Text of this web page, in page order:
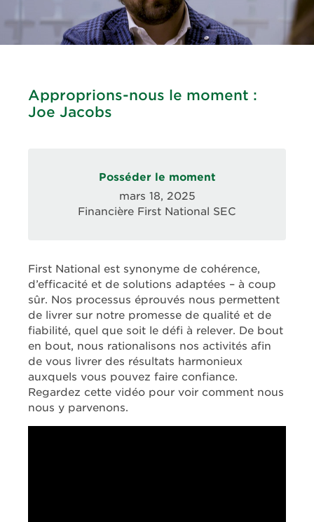
Approprions-nous le moment :
Joe Jacobs
Posséder le moment
mars 18, 2025
Financière First National SEC
First National est synonyme de cohérence,
d’efficacité et de solutions adaptées – à coup
sûr. Nos processus éprouvés nous permettent
de livrer sur notre promesse de qualité et de
fiabilité, quel que soit le défi à relever. De bout
en bout, nous rationalisons nos activités afin
de vous livrer des résultats harmonieux
auxquels vous pouvez faire confiance.
Regardez cette vidéo pour voir comment nous
nous y parvenons.